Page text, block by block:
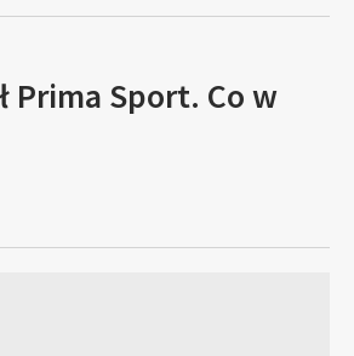
Prima Sport. Co w